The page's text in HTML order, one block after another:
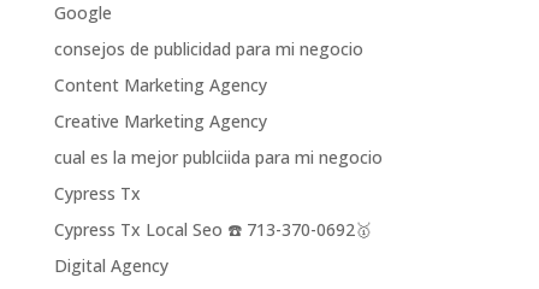
Google
consejos de publicidad para mi negocio
Content Marketing Agency
Creative Marketing Agency
cual es la mejor publciida para mi negocio
Cypress Tx
Cypress Tx Local Seo ☎️ 713-370-0692🥇
Digital Agency